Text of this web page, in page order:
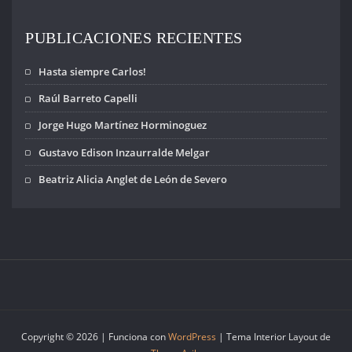
PUBLICACIONES RECIENTES
Hasta siempre Carlos!
Raúl Barreto Capelli
Jorge Hugo Martínez Horminoguez
Gustavo Edison Inzaurralde Melgar
Beatriz Alicia Anglet de León de Severo
Copyright © 2026 | Funciona conWordPress | Tema Interior Layout de